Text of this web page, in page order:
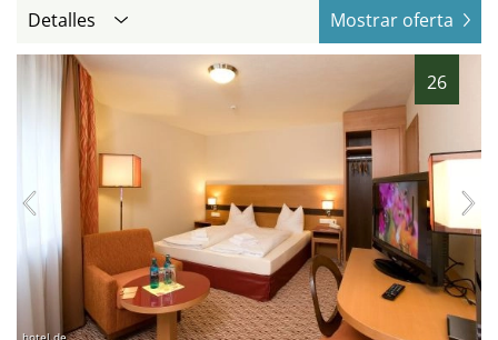
Detalles Mostrar oferta
26